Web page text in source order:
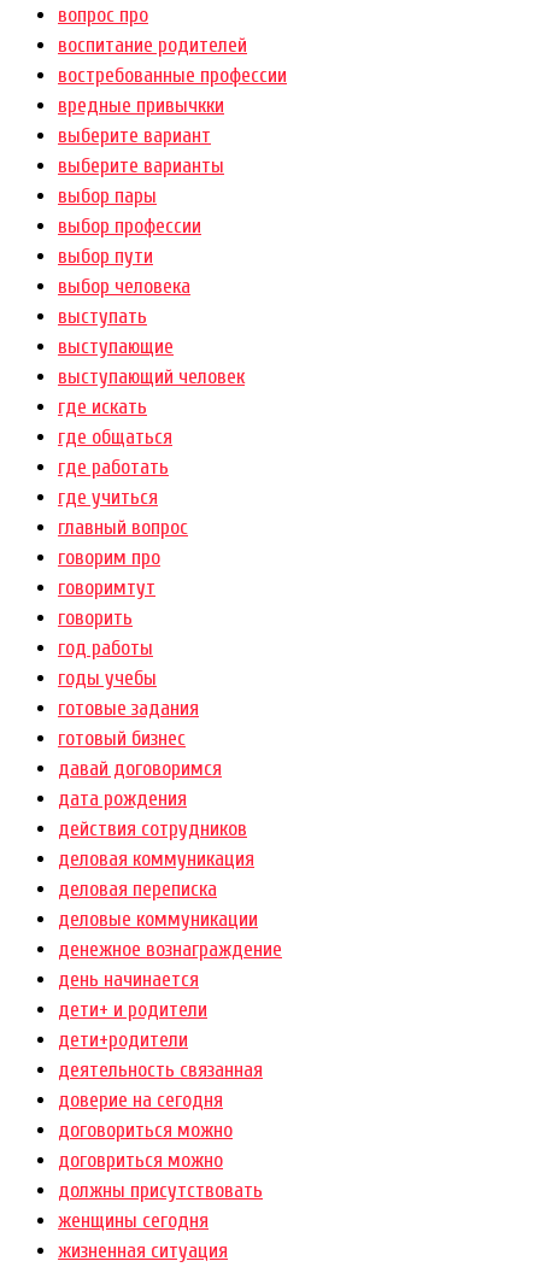
вопрос про
воспитание родителей
востребованные профессии
вредные привычкки
выберите вариант
выберите варианты
выбор пары
выбор профессии
выбор пути
выбор человека
выступать
выступающие
выступающий человек
где искать
где общаться
где работать
где учиться
главный вопрос
говорим про
говоримтут
говорить
год работы
годы учебы
готовые задания
готовый бизнес
давай договоримся
дата рождения
действия сотрудников
деловая коммуникация
деловая переписка
деловые коммуникации
денежное вознаграждение
день начинается
дети+ и родители
дети+родители
деятельность связанная
доверие на сегодня
договориться можно
договриться можно
должны присутствовать
женщины сегодня
жизненная ситуация